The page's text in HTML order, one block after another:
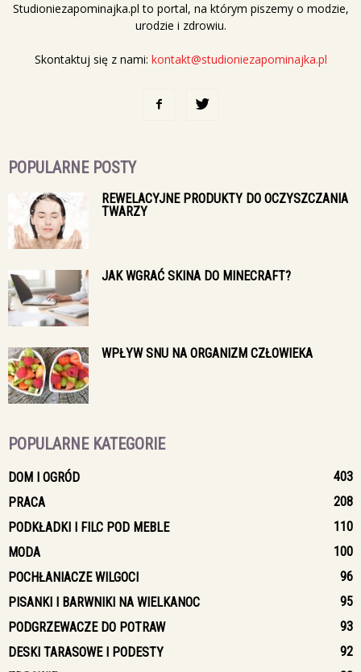
Studioniezapominajka.pl to portal, na którym piszemy o modzie,
urodzie i zdrowiu.
Skontaktuj się z nami: kontakt@studioniezapominajka.pl
POPULARNE POSTY
REWELACYJNE PRODUKTY DO OCZYSZCZANIA
TWARZY
JAK WGRAĆ SKINA DO MINECRAFT?
WPŁYW SNU NA ORGANIZM CZŁOWIEKA
POPULARNE KATEGORIE
DOM I OGRÓD
403
PRACA
208
PODKŁADKI I FILC POD MEBLE
110
MODA
100
POCHŁANIACZE WILGOCI
96
PISANKI I BARWNIKI NA WIELKANOC
95
PODGRZEWACZE DO POTRAW
93
DESKI TARASOWE I PODESTY
92